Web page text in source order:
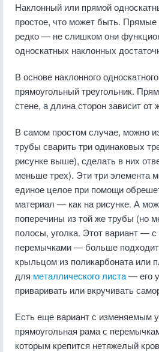
Наклонный или прямой
простое, что может быть. Прямые
редко — не слишком они
односкатных наклонных
В основе наклонного
прямоугольный треугольник.
стене, а длина сторон зависит от
В самом простом случае, можно
трубы сварить три одинаковых
рисунке выше), сделать в них
меньше трех). Эти три элемента
единое целое при помощи
материал — как на рисунке. А
поперечины из той же трубы (но
полосы, уголка. Этот вариант —
перемычками — больше
крыльцом из поликарбоната или
для металлического листа— его
приваривать или вкручивать
Есть еще вариант с изменяемым
прямоугольная рама с
которым крепится нетяжелый